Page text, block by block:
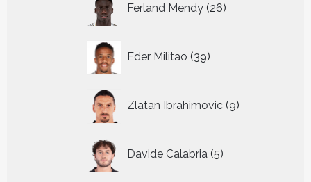
Ferland Mendy 26
producten
Eder Militao 39
producten
Zlatan Ibrahimovic 9
producten
Davide Calabria 5
producten